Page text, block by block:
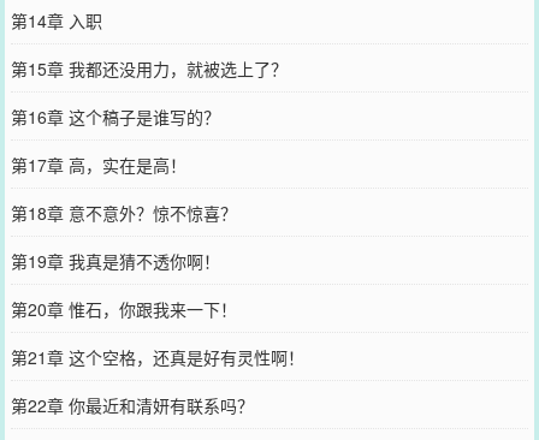
第14章 入职
第15章 我都还没用力，就被选上了？
第16章 这个稿子是谁写的？
第17章 高，实在是高！
第18章 意不意外？惊不惊喜？
第19章 我真是猜不透你啊！
第20章 惟石，你跟我来一下！
第21章 这个空格，还真是好有灵性啊！
第22章 你最近和清妍有联系吗？